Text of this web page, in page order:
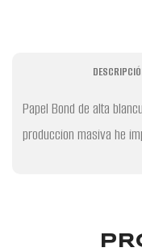
Papel Bond de alta
produccion masiva he